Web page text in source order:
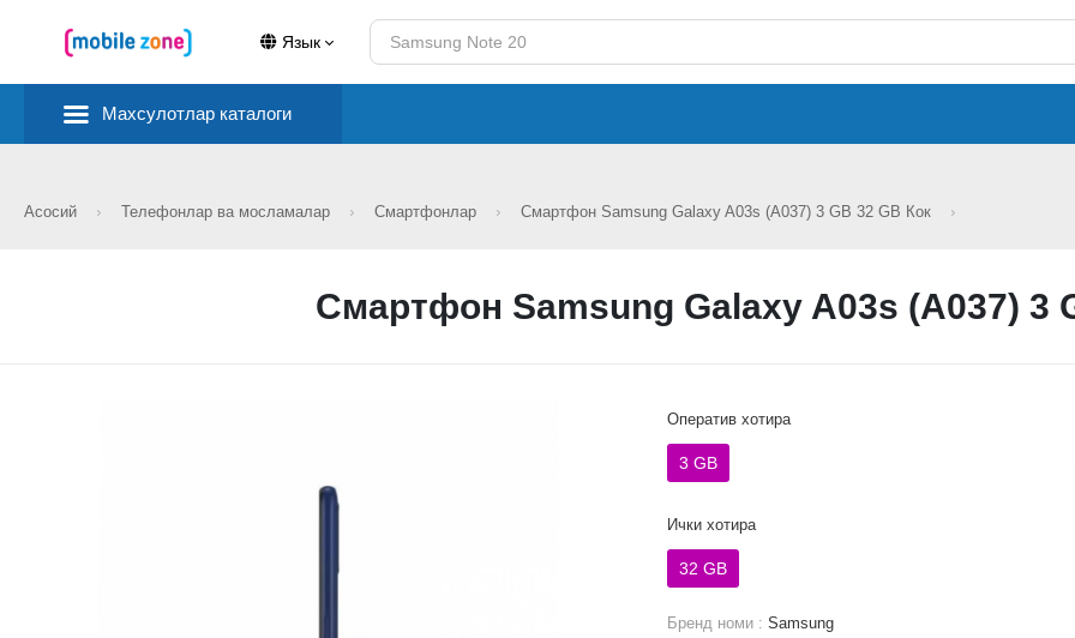
Язык
Махсулотлар каталоги
Асосий Телефонлар ва мосламалар Смартфонлар Смартфон Samsung Galaxy A03s (A037) 3 GB 32 GB Кок
Смартфон Samsung Galaxy A03s (A037) 3
Оператив хотира
3 GB
Ички хотира
32 GB
Бренд номи :Samsung